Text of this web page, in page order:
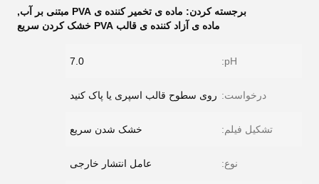
برجسته کردن: ماده ی تخمیر کننده ی PVA مبتنی بر آب
,
ماده ی آزاد کننده ی قالب PVA خشک کردن سریع
pH:
7.0
درخواست: روی سطوح قالب اسپری یا پاک کنید
تشکیل فیلم: خشک شدن سریع
نوع: عامل انتشار خارجی